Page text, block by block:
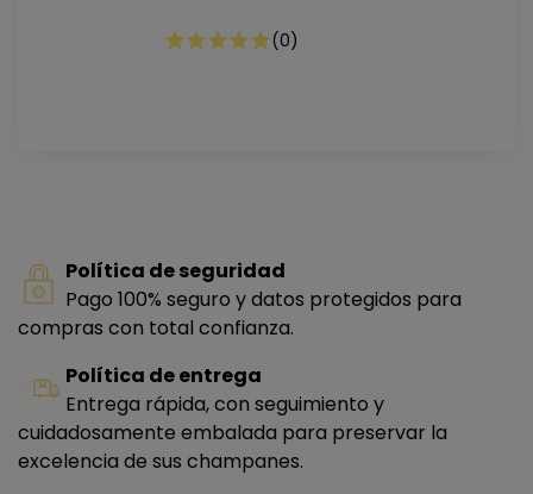
(0)
Política de seguridad
Pago 100% seguro y datos protegidos para
compras con total confianza.
Política de entrega
Entrega rápida, con seguimiento y
cuidadosamente embalada para preservar la
excelencia de sus champanes.